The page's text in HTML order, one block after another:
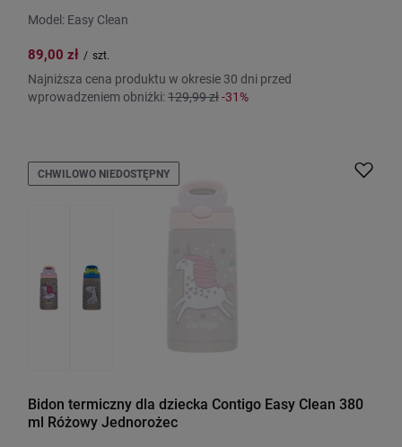
Model: Easy Clean
89,00 zł / szt.
Najniższa cena produktu w okresie 30 dni przed
wprowadzeniem obniżki:129,99 zł-31%
CHWILOWO NIEDOSTĘPNY
Bidon termiczny dla dziecka Contigo Easy Clean 380
ml Różowy Jednorożec